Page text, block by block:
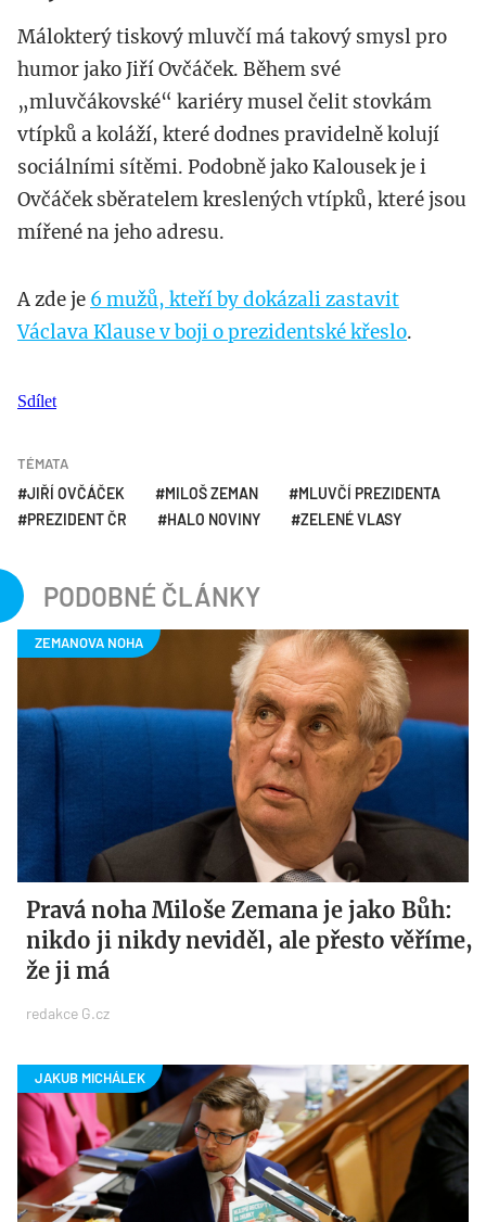
Málokterý tiskový mluvčí má takový smysl pro
humor jako Jiří Ovčáček. Během své
„mluvčákovské“ kariéry musel čelit stovkám
vtípků a koláží, které dodnes pravidelně kolují
sociálními sítěmi. Podobně jako Kalousek je i
Ovčáček sběratelem kreslených vtípků, které jsou
mířené na jeho adresu.
A zde je 6 mužů, kteří by dokázali zastavit
Václava Klause v boji o prezidentské křeslo.
Sdílet
TÉMATA
JIŘÍ OVČÁČEK MILOŠ ZEMAN
MLUVČÍ PREZIDENTA
PREZIDENT ČR
HALO NOVINY ZELENÉ VLASY
PODOBNÉ ČLÁNKY
Pravá noha Miloše Zemana je jako Bůh:
nikdo ji nikdy neviděl, ale přesto věříme,
že ji má
redakce G.cz